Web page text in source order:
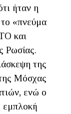
ήταν η
«πνεύμα
και
Ρωσίας.
της
Μόσχας
ενώ ο
εμπλοκή